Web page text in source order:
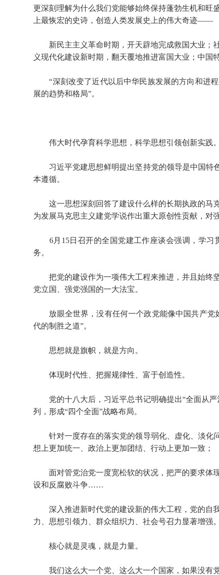
更深刻理解为什么我们党能够始终保持蓬勃生机和旺
上最恢宏的史诗，创造人类发展史上的伟大奇迹——
新民主主义革命时期，开天辟地完成救国大业；
义现代化建设新时期，翻天覆地推进富国大业；中
“深刻改变了近代以后中华民族发展的方向和进程
展的趋势和格局”。
伟大时代孕育科学思想，科学思想引领创新实践
习近平党建思想鲜明提出坚持党的领导是中国特
本遵循。
这一思想深刻回答了建设什么样的长期执政的马
为发展马克思主义建党学说作出重大原创性贡献，对
6月15日召开的全国党建工作座谈会强调，学习
务。
把党的建设作为一项伟大工程来推进，并且始终
党立国、强党强国的一大法宝。
放眼全世界，没有任何一个政党能像中国共产党
代的制胜之道”。
思想就是旗帜，就是方向。
体现时代性、把握规律性、富于创造性。
党的十八大后，习近平总书记明确提出“全面从严
列，形成“四个全面”战略布局。
针对一度存在的落实党的领导弱化、虚化、淡化
想上更加统一、政治上更加团结、行动上更加一致；
面对管党治党一度宽松软的状况，把严的要求体
设和反腐败斗争……
深入推进新时代党的建设新的伟大工程，党的自
力、思想引领力、群众组织力、社会号召力显著增强
核心就是灵魂，就是力量。
我们这么大一个党、这么大一个国家，如果没有